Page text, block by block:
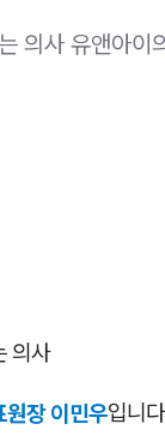
의사 유앤아
의사
원장 이민우입니